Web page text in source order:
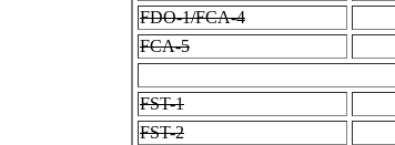
FDO-1/FCA-4
FCA-5
FST-1
FST-2